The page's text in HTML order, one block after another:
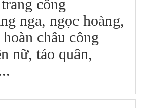
công
nga, ngọc hoàng,
châu công
nữ, táo quân,